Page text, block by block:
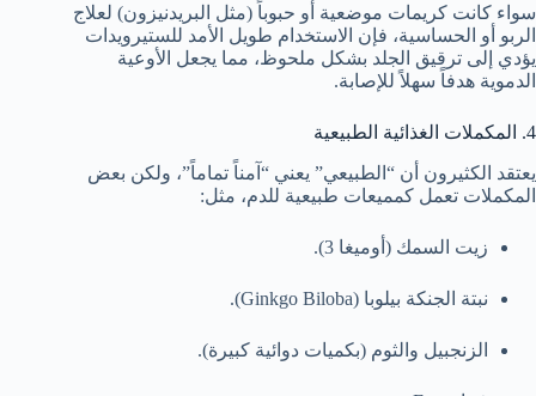
سواء كانت كريمات موضعية أو حبوباً (مثل البريدنيزون) لعلاج
الربو أو الحساسية، فإن الاستخدام طويل الأمد للستيرويدات
يؤدي إلى ترقيق الجلد بشكل ملحوظ، مما يجعل الأوعية
الدموية هدفاً سهلاً للإصابة.
4. المكملات الغذائية الطبيعية
يعتقد الكثيرون أن “الطبيعي” يعني “آمناً تماماً”، ولكن بعض
المكملات تعمل كمميعات طبيعية للدم، مثل:
زيت السمك (أوميغا 3).
نبتة الجنكة بيلوبا (Ginkgo Biloba).
الزنجبيل والثوم (بكميات دوائية كبيرة).